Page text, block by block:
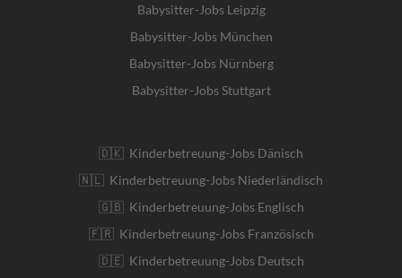
Babysitter-Jobs Leipzig
Babysitter-Jobs München
Babysitter-Jobs Nürnberg
Babysitter-Jobs Stuttgart
🇩🇰 Kinderbetreuung-Jobs Dänisch
🇳🇱 Kinderbetreuung-Jobs Niederländisch
🇬🇧 Kinderbetreuung-Jobs Englisch
🇫🇷 Kinderbetreuung-Jobs Französisch
🇩🇪 Kinderbetreuung-Jobs Deutsch